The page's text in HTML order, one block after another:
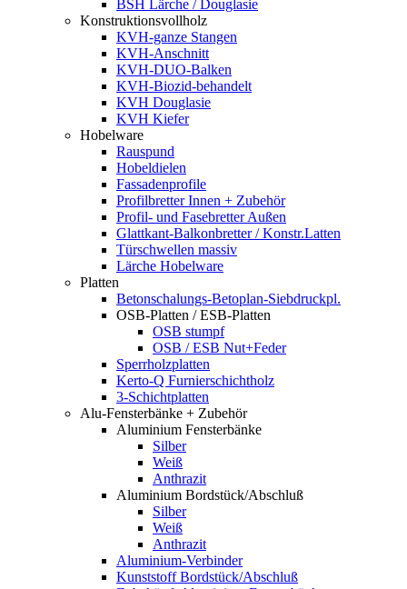
BSH Lärche / Douglasie
Konstruktionsvollholz
KVH-ganze Stangen
KVH-Anschnitt
KVH-DUO-Balken
KVH-Biozid-behandelt
KVH Douglasie
KVH Kiefer
Hobelware
Rauspund
Hobeldielen
Fassadenprofile
Profilbretter Innen + Zubehör
Profil- und Fasebretter Außen
Glattkant-Balkonbretter / Konstr.Latten
Türschwellen massiv
Lärche Hobelware
Platten
Betonschalungs-Betoplan-Siebdruckpl.
OSB-Platten / ESB-Platten
OSB stumpf
OSB / ESB Nut+Feder
Sperrholzplatten
Kerto-Q Furnierschichtholz
3-Schichtplatten
Alu-Fensterbänke + Zubehör
Aluminium Fensterbänke
Silber
Weiß
Anthrazit
Aluminium Bordstück/Abschluß
Silber
Weiß
Anthrazit
Aluminium-Verbinder
Kunststoff Bordstück/Abschluß